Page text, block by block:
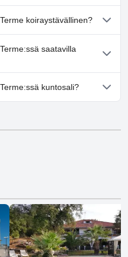
ei tarjoa kylpylää.
koiraystävällinen?
salli koiria.saatavilla
tarjoaa kuntosali?